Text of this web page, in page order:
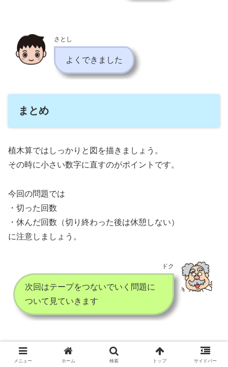
さとし
よくできました
まとめ
植木算ではしっかりと図を描きましょう。
その時に小さい数字に直すのがポイントです。
今回の問題では
・切った回数
・休んだ回数（切り終わった後は休憩しない）
に注意しましょう。
ドク
次回はテープをつないでいく問題に
ついて見ていきます
植木算
メニュー ホーム 検索 トップ サイドバー